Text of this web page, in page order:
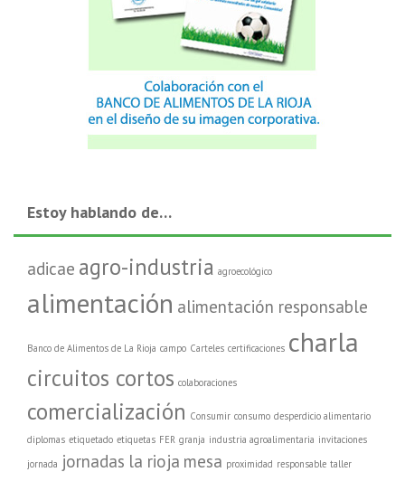
Estoy hablando de…
adicae agro-industria agroecológico
alimentación alimentación responsable
Banco de Alimentos de La Rioja campo Carteles certificaciones charla
circuitos cortos colaboraciones
comercialización Consumir consumo desperdicio alimentario
diplomas etiquetado etiquetas FER granja industria agroalimentaria invitaciones
jornada jornadas la rioja mesa proximidad responsable taller